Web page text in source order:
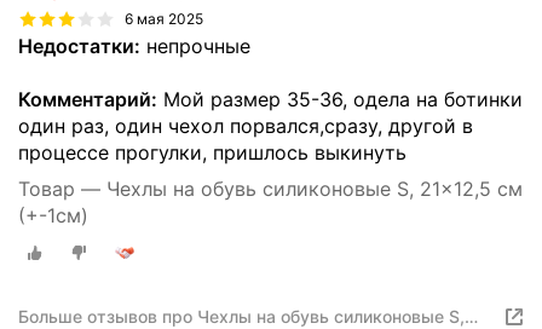
6 мая 2025
Недостатки: непрочные
Комментарий: Мой размер 35-36, одела на ботинки
один раз, один чехол порвался,сразу, другой в
процессе прогулки, пришлось выкинуть
Товар — Чехлы на обувь силиконовые S, 21x12,5 см
(+-1см)
Больше отзывов про Чехлы на обувь силиконовые S,